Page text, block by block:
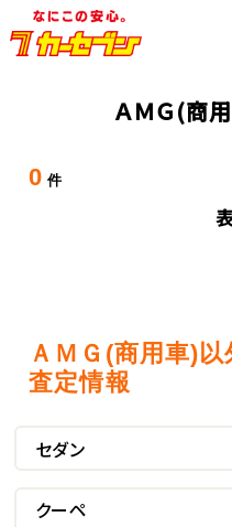
ＡＭＧ(商
0 件
ＡＭＧ(商用車)
査定情報
セダン
クーペ